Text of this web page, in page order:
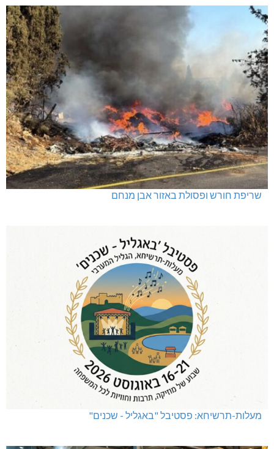
שריפת חורש ופסולת באזור אבן מנחם
מעלות-תרשיחא: פסטיבל "באגליל - שכנים"